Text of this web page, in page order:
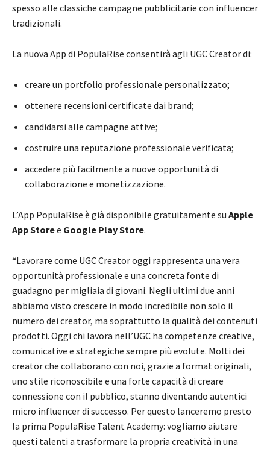
spesso alle classiche campagne pubblicitarie con influencer
tradizionali.
La nuova App di PopulaRise consentirà agli UGC Creator di:
creare un portfolio professionale personalizzato;
ottenere recensioni certificate dai brand;
candidarsi alle campagne attive;
costruire una reputazione professionale verificata;
accedere più facilmente a nuove opportunità di
collaborazione e monetizzazione.
L’App PopulaRise è già disponibile gratuitamente su Apple
App Storee Google Play Store.
“Lavorare come UGC Creator oggi rappresenta una vera
opportunità professionale e una concreta fonte di
guadagno per migliaia di giovani. Negli ultimi due anni
abbiamo visto crescere in modo incredibile non solo il
numero dei creator, ma soprattutto la qualità dei contenuti
prodotti. Oggi chi lavora nell’UGC ha competenze creative,
comunicative e strategiche sempre più evolute. Molti dei
creator che collaborano con noi, grazie a format originali,
uno stile riconoscibile e una forte capacità di creare
connessione con il pubblico, stanno diventando autentici
micro influencer di successo. Per questo lanceremo presto
la prima PopulaRise Talent Academy: vogliamo aiutare
questi talenti a trasformare la propria creatività in una